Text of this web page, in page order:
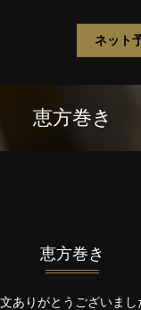
ネット
恵方巻き
恵方巻き
ありがとうございまし